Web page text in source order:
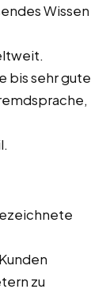
Wissen
bis sehr gute
zu